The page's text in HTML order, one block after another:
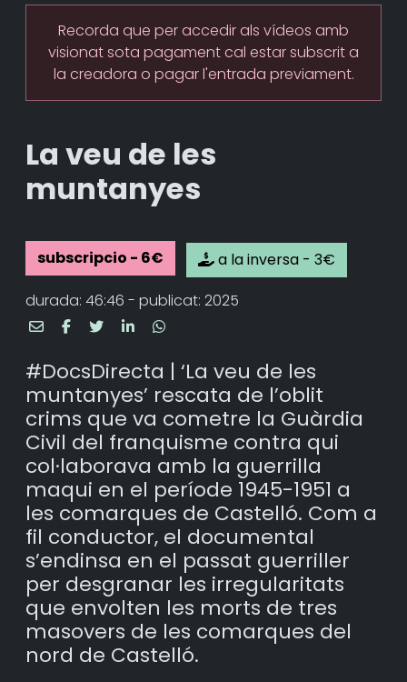
Recorda que per accedir als vídeos amb
visionat sota pagament cal estar subscrit a
la creadora o pagar l'entrada previament.
La veu de les
muntanyes
subscripcio - 6€
a la inversa - 3€
durada: 46:46 - publicat: 2025
#DocsDirecta | ‘La veu de les
muntanyes’ rescata de l’oblit
crims que va cometre la Guàrdia
Civil del franquisme contra qui
col·laborava amb la guerrilla
maqui en el període 1945-1951 a
les comarques de Castelló. Com a
fil conductor, el documental
s’endinsa en el passat guerriller
per desgranar les irregularitats
que envolten les morts de tres
masovers de les comarques del
nord de Castelló.